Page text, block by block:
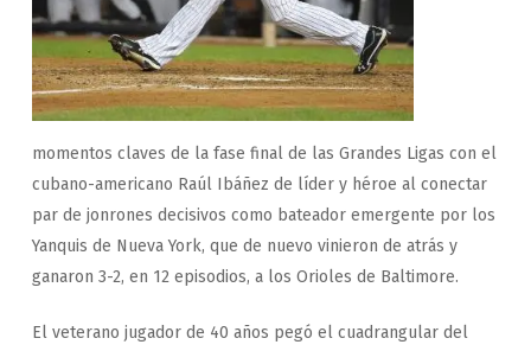
momentos claves de la fase final de las Grandes Ligas con el
cubano-americano Raúl Ibáñez de líder y héroe al conectar
par de jonrones decisivos como bateador emergente por los
Yanquis de Nueva York, que de nuevo vinieron de atrás y
ganaron 3-2, en 12 episodios, a los Orioles de Baltimore.
El veterano jugador de 40 años pegó el cuadrangular del